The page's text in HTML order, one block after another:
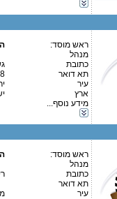
ראש מוסד:
מנהל
כתובת
תא דואר
עיר
ארץ
מידע נוסף...
טלפון 1:
טלפון 2:
איש קשר:
ראש מוסד:
מנהל
כתובת
תא דואר
עיר
טלפון 1:
טלפון 2:
פקס
מספר עמותה: